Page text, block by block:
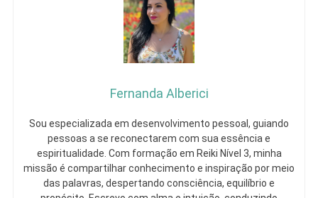
Fernanda Alberici
Sou especializada em desenvolvimento pessoal, guiando
pessoas a se reconectarem com sua essência e
espiritualidade. Com formação em Reiki Nível 3, minha
missão é compartilhar conhecimento e inspiração por meio
das palavras, despertando consciência, equilíbrio e